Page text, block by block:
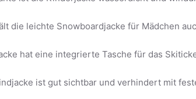
die leichte Snowboardjacke für Mädchen
hat eine integrierte Tasche für das
ist gut sichtbar und verhindert mit